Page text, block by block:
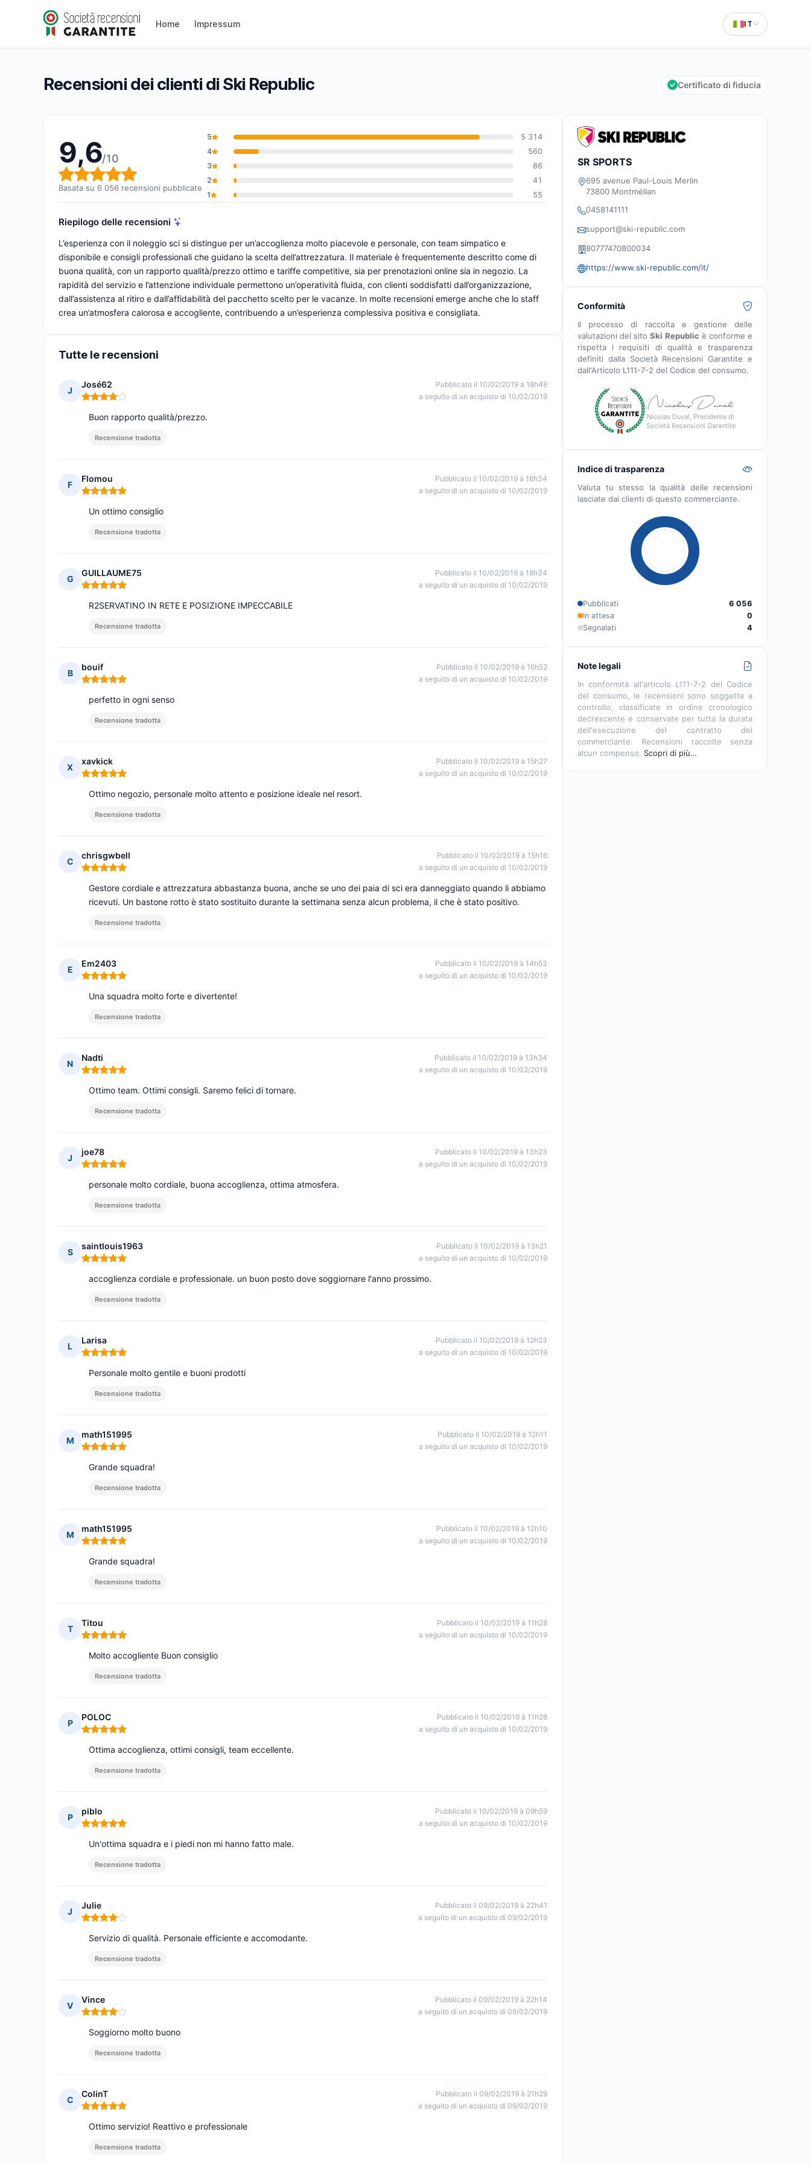
Home Impressum IT
Ski Republic
Valutazione globale: 9,6 su 10
9,6/10(6 056 recensioni)
Recensioni dei clienti di Ski Republic Certificato di fiducia
9,6/10
Valutazione globale: 9,6 su 10
Basata su 6 056 recensioni pubblicate
5
5 314
4
560
3
86
2
41
1
55
Riepilogo delle recensioni
L’esperienza con il noleggio sci si distingue per un’accoglienza molto piacevole e personale, con team simpatico e
disponibile e consigli professionali che guidano la scelta dell’attrezzatura. Il materiale è frequentemente descritto come di
buona qualità, con un rapporto qualità/prezzo ottimo e tariffe competitive, sia per prenotazioni online sia in negozio. La
rapidità del servizio e l’attenzione individuale permettono un’operatività fluida, con clienti soddisfatti dall’organizzazione,
dall’assistenza al ritiro e dall’affidabilità del pacchetto scelto per le vacanze. In molte recensioni emerge anche che lo staff
crea un’atmosfera calorosa e accogliente, contribuendo a un’esperienza complessiva positiva e consigliata.
Tutte le recensioni
J
José62
Nota: 4 su 5
Pubblicato il 10/02/2019 à 18h48
a seguito di un acquisto di 10/02/2019
Buon rapporto qualità/prezzo.
Recensione tradotta
F
Flomou
Nota: 5 su 5
Pubblicato il 10/02/2019 à 18h34
a seguito di un acquisto di 10/02/2019
Un ottimo consiglio
Recensione tradotta
G
GUILLAUME75
Nota: 5 su 5
Pubblicato il 10/02/2019 à 18h34
a seguito di un acquisto di 10/02/2019
R2SERVATINO IN RETE E POSIZIONE IMPECCABILE
Recensione tradotta
B
bouif
Nota: 5 su 5
Pubblicato il 10/02/2019 à 16h52
a seguito di un acquisto di 10/02/2019
perfetto in ogni senso
Recensione tradotta
X
xavkick
Nota: 5 su 5
Pubblicato il 10/02/2019 à 15h27
a seguito di un acquisto di 10/02/2019
Ottimo negozio, personale molto attento e posizione ideale nel resort.
Recensione tradotta
C
chrisgwbell
Nota: 5 su 5
Pubblicato il 10/02/2019 à 15h16
a seguito di un acquisto di 10/02/2019
Gestore cordiale e attrezzatura abbastanza buona, anche se uno dei paia di sci era danneggiato quando li abbiamo
ricevuti. Un bastone rotto è stato sostituito durante la settimana senza alcun problema, il che è stato positivo.
Recensione tradotta
E
Em2403
Nota: 5 su 5
Pubblicato il 10/02/2019 à 14h53
a seguito di un acquisto di 10/02/2019
Una squadra molto forte e divertente!
Recensione tradotta
N
Nadti
Nota: 5 su 5
Pubblicato il 10/02/2019 à 13h34
a seguito di un acquisto di 10/02/2019
Ottimo team. Ottimi consigli. Saremo felici di tornare.
Recensione tradotta
J
joe78
Nota: 5 su 5
Pubblicato il 10/02/2019 à 13h23
a seguito di un acquisto di 10/02/2019
personale molto cordiale, buona accoglienza, ottima atmosfera.
Recensione tradotta
S
saintlouis1963
Nota: 5 su 5
Pubblicato il 10/02/2019 à 13h21
a seguito di un acquisto di 10/02/2019
accoglienza cordiale e professionale. un buon posto dove soggiornare l'anno prossimo.
Recensione tradotta
L
Larisa
Nota: 5 su 5
Pubblicato il 10/02/2019 à 12h23
a seguito di un acquisto di 10/02/2019
Personale molto gentile e buoni prodotti
Recensione tradotta
M
math151995
Nota: 5 su 5
Pubblicato il 10/02/2019 à 12h11
a seguito di un acquisto di 10/02/2019
Grande squadra!
Recensione tradotta
M
math151995
Nota: 5 su 5
Pubblicato il 10/02/2019 à 12h10
a seguito di un acquisto di 10/02/2019
Grande squadra!
Recensione tradotta
T
Titou
Nota: 5 su 5
Pubblicato il 10/02/2019 à 11h28
a seguito di un acquisto di 10/02/2019
Molto accogliente Buon consiglio
Recensione tradotta
P
POLOC
Nota: 5 su 5
Pubblicato il 10/02/2019 à 11h28
a seguito di un acquisto di 10/02/2019
Ottima accoglienza, ottimi consigli, team eccellente.
Recensione tradotta
P
piblo
Nota: 5 su 5
Pubblicato il 10/02/2019 à 09h59
a seguito di un acquisto di 10/02/2019
Un'ottima squadra e i piedi non mi hanno fatto male.
Recensione tradotta
J
Julie
Nota: 4 su 5
Pubblicato il 09/02/2019 à 22h41
a seguito di un acquisto di 09/02/2019
Servizio di qualità. Personale efficiente e accomodante.
Recensione tradotta
V
Vince
Nota: 4 su 5
Pubblicato il 09/02/2019 à 22h14
a seguito di un acquisto di 09/02/2019
Soggiorno molto buono
Recensione tradotta
C
ColinT
Nota: 5 su 5
Pubblicato il 09/02/2019 à 21h29
a seguito di un acquisto di 09/02/2019
Ottimo servizio! Reattivo e professionale
Recensione tradotta
SR SPORTS
695 avenue Paul-Louis Merlin
73800 Montmélian
0458141111
support@ski-republic.com
80777470800034
https://www.ski-republic.com/it/
Conformità
Il processo di raccolta e gestione delle
valutazioni del sitoSki Republic è conforme e
rispetta i requisiti di qualità e trasparenza
definiti dalla Società Recensioni Garantite e
dall'Articolo L111-7-2 del Codice del consumo.
Nicolas Duval, Presidente di
Società Recensioni Garantite
Indice di trasparenza
Valuta tu stesso la qualità delle recensioni
lasciate dai clienti di questo commerciante.
Pubblicati
6 056
In attesa
0
Segnalati
4
Note legali
In conformità all'articolo L111-7-2 del Codice
del consumo, le recensioni sono soggette a
controllo, classificate in ordine cronologico
decrescente e conservate per tutta la durata
dell'esecuzione del contratto del
commerciante. Recensioni raccolte senza
alcun compenso. Scopri di più…